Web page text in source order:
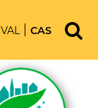
VAL CAS